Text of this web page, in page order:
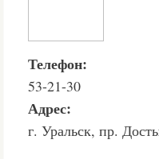
Телефон:
53-21-30
Адрес:
г. Уральск, пр.